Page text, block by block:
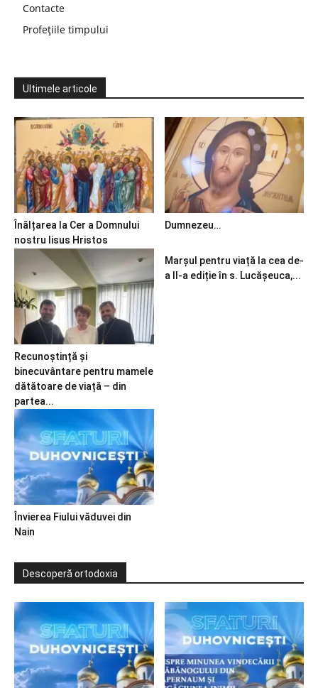
Contacte
Profețiile timpului
Ultimele articole
Înălțarea la Cer a Domnului
nostru Iisus Hristos
Dumnezeu…
Recunoștință și
binecuvântare pentru mamele
dătătoare de viață – din
partea...
Marșul pentru viață la cea de-
a II-a ediție în s. Lucășeuca,...
Învierea Fiului văduvei din
Nain
Descoperă ortodoxia